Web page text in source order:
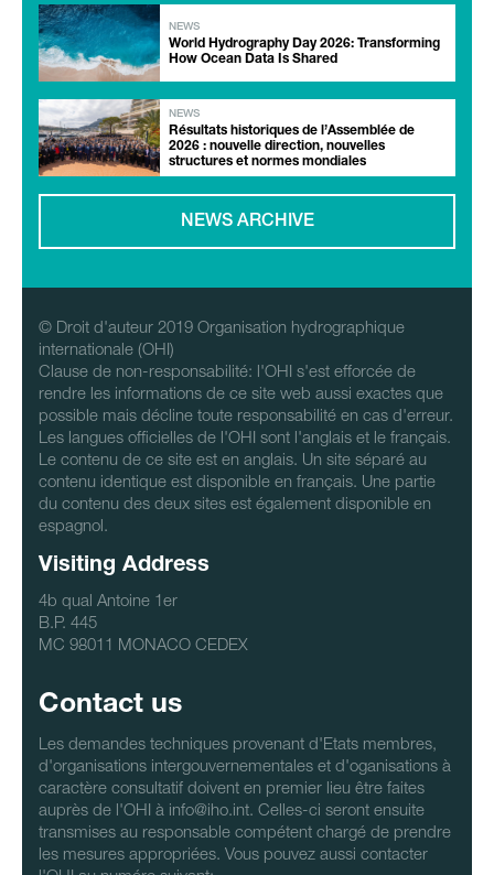
NEWS
World Hydrography Day 2026: Transforming
How Ocean Data Is Shared
NEWS
Résultats historiques de l’Assemblée de
2026 : nouvelle direction, nouvelles
structures et normes mondiales
NEWS ARCHIVE
© Droit d'auteur 2019 Organisation hydrographique
internationale (OHI)
Clause de non-responsabilité: l'OHI s'est efforcée de
rendre les informations de ce site web aussi exactes que
possible mais décline toute responsabilité en cas d'erreur.
Les langues officielles de l'OHI sont l'anglais et le français.
Le contenu de ce site est en anglais. Un site séparé au
contenu identique est disponible en français. Une partie
du contenu des deux sites est également disponible en
espagnol.
Visiting Address
4b qual Antoine 1er
B.P. 445
MC 98011 MONACO CEDEX
Contact us
Les demandes techniques provenant d'Etats membres,
d'organisations intergouvernementales et d'oganisations à
caractère consultatif doivent en premier lieu être faites
auprès de l'OHI à info@iho.int. Celles-ci seront ensuite
transmises au responsable compétent chargé de prendre
les mesures appropriées. Vous pouvez aussi contacter